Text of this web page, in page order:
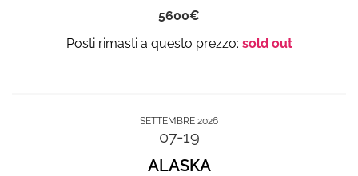
5600
sold out
SETTEMBRE 2026
07-19
ALASKA